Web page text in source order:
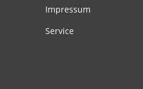
Impressum
Service